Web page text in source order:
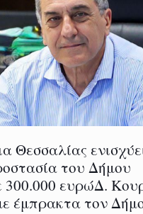
Θεσσαλίας
του Δήμου
ευρώΔ.
έμπρακτα τον